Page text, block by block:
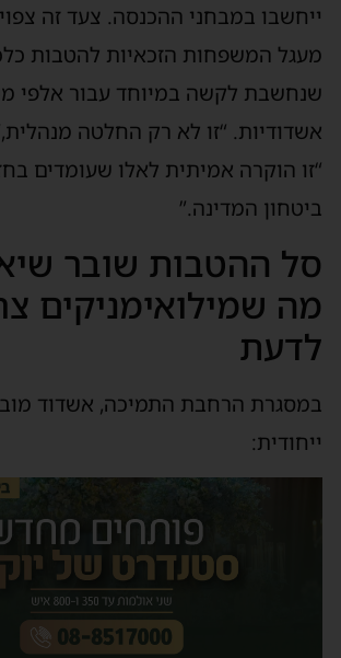
ייחשבו במבחני ההכנסה. צעד זה
מעגל המשפחות הזכאיות להטבות
שנחשבת לקשה במיוחד עבור אלפי
אשדודיות. “זו לא רק החלטה
“זו הוקרה אמיתית לאלו שעומדים
ביטחון המדינה.”
סל ההטבות שובר
מה שמילואימניקים
לדעת
במסגרת הרחבת התמיכה, אשדוד
ייחודית: